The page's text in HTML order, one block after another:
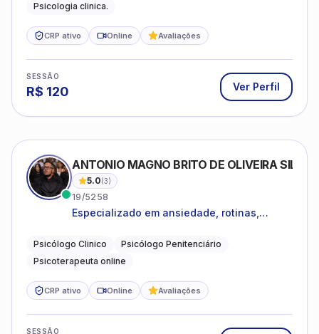
Psicologia clinica.
CRP ativo Online Avaliações
SESSÃO
R$ 120 Ver Perfil
ANTONIO MAGNO BRITO DE OLIVEIRA SILVA
5.0(3)
19/5258
Especializado em ansiedade, rotinas,
familiares e questões comportamentais.
Psicólogo Clinico
Psicólogo Penitenciário
Psicoterapeuta online
CRP ativo Online Avaliações
SESSÃO